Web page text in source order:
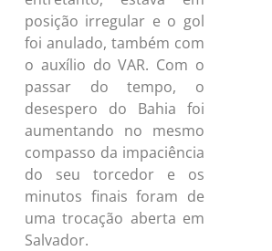
posição irregular e o gol
foi anulado, também com
o auxílio do VAR. Com o
passar do tempo, o
desespero do Bahia foi
aumentando no mesmo
compasso da impaciência
do seu torcedor e os
minutos finais foram de
uma trocação aberta em
Salvador.